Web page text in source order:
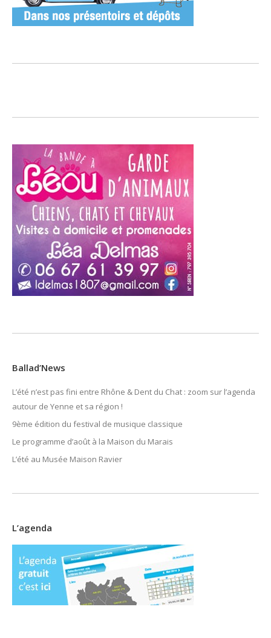
Ballad’News
L’été n’est pas fini entre Rhône & Dent du Chat : zoom sur l’agenda
autour de Yenne et sa région !
9ème édition du festival de musique classique
Le programme d’août à la Maison du Marais
L’été au Musée Maison Ravier
L’agenda